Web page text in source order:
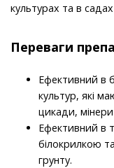
культурах та в садах
Переваги
Ефективний в
культур, які
цикади, мінери
Ефективний в
білокрилкою
грунту.